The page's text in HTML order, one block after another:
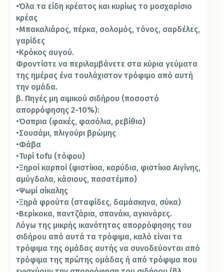
•Όλα τα είδη κρέατος και κυρίως το μοσχαρίσιο
κρέας
•Μπακαλιάρος, πέρκα, σολομός, τόνος, σαρδέλες,
γαρίδες
•Κρόκος αυγού.
Φροντίστε να περιλαμβάνετε στα κύρια γεύματα
της ημέρας ένα τουλάχιστον τρόφιμο από αυτή
την ομάδα.
β. Πηγές μη αιμικού σιδήρου (ποσοστό
απορρόφησης 2-10%):
•Όσπρια (φακές, φασόλια, ρεβίθια)
•Σουσάμι, πλιγούρι βρώμης
•Φάβα
•Τυρί tofu (τόφου)
•Ξηροί καρποί (φιστίκια, καρύδια, φιστίκια Αιγίνης,
αμύγδαλα, κάσιους, πασατέμπο)
•Ψωμί σίκαλης
•Ξηρά φρούτα (σταφίδες, δαμάσκηνα, σύκα)
•Βερίκοκα, παντζάρια, σπανάκι, αγκινάρες.
Λόγω της μικρής ικανότητας απορρόφησης του
σιδήρου από αυτά τα τρόφιμα, καλό είναι τα
τρόφιμα της ομάδας αυτής να συνοδεύονται από
τρόφιμα της πρώτης ομάδας ή από τρόφιμα που